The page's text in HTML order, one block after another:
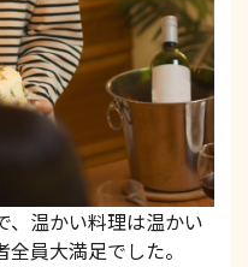
、温かい料理は温かい
員大満足でした。